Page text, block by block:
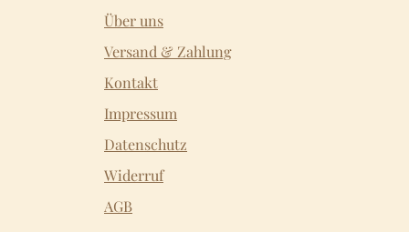
Über uns
Versand & Zahlung
Kontakt
Impressum
Datenschutz
Widerruf
AGB